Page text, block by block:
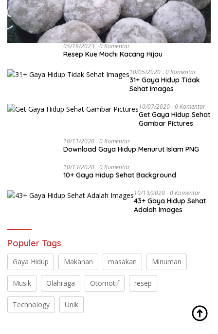
05/18/2023 0 Komentar
Resep Kue Mochi Kacang Hijau
10/05/2020 0 Komentar
31+ Gaya Hidup Tidak
Sehat Images
10/07/2020 0 Komentar
Get Gaya Hidup Sehat
Gambar Pictures
10/11/2020 0 Komentar
Download Gaya Hidup Menurut Islam PNG
10/13/2020 0 Komentar
10+ Gaya Hidup Sehat Background
10/13/2020 0 Komentar
43+ Gaya Hidup Sehat
Adalah Images
Populer Tags
Gaya Hidup Makanan masakan Minuman
Musik Olahraga Otomotif resep
Technology Unik